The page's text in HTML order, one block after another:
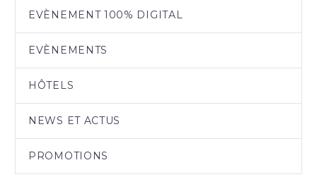
EVÈNEMENT 100% DIGITAL
EVÈNEMENTS
HÔTELS
NEWS ET ACTUS
PROMOTIONS